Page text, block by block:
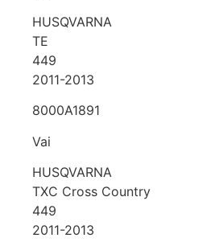
HUSQVARNA
TE
449
2011-2013
8000A1891
Vai
HUSQVARNA
TXC Cross Country
449
2011-2013